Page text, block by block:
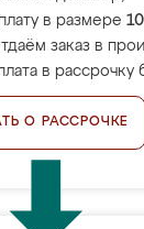
в размере
заказ в
в рассрочку
О РАССРОЧКЕ